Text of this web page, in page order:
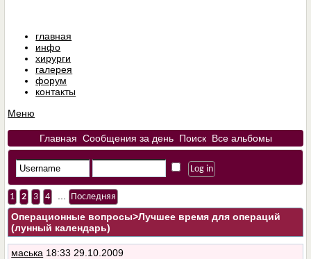
главная
инфо
хирурги
галерея
форум
контакты
Меню
Главная Сообщения за день Поиск Все альбомы
1 2 3 4 Последняя
Операционные вопросы>Лучшее время для операций
(лунный календарь)
маська 18:33 29.10.2009